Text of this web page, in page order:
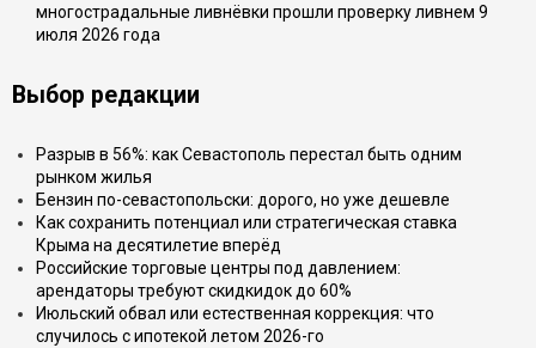
многострадальные ливнёвки прошли проверку ливнем 9
июля 2026 года
Выбор редакции
Разрыв в 56%: как Севастополь перестал быть одним
рынком жилья
Бензин по-севастопольски: дорого, но уже дешевле
Как сохранить потенциал или стратегическая ставка
Крыма на десятилетие вперёд
Российские торговые центры под давлением:
арендаторы требуют скидкидок до 60%
Июльский обвал или естественная коррекция: что
случилось с ипотекой летом 2026-го